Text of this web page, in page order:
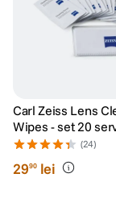
Carl Zeiss Lens
Wipes - set 20
umede
(24)
2990 lei